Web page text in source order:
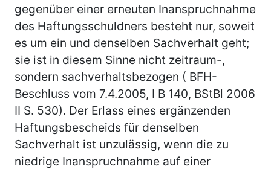
gegenüber einer erneuten Inanspruchnahme
des Haftungsschuldners besteht nur, soweit
es um ein und denselben Sachverhalt geht;
sie ist in diesem Sinne nicht zeitraum-,
sondern sachverhaltsbezogen ( BFH-
Beschluss vom 7.4.2005, I B 140, BStBl 2006
II S. 530). Der Erlass eines ergänzenden
Haftungsbescheids für denselben
Sachverhalt ist unzulässig, wenn die zu
niedrige Inanspruchnahme auf einer